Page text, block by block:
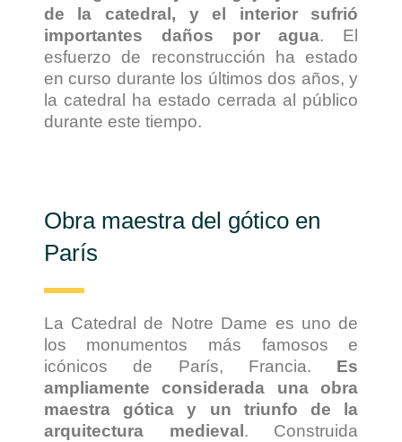
de la catedral, y el interior sufrió
importantes daños por agua. El
esfuerzo de reconstrucción ha estado
en curso durante los últimos dos años, y
la catedral ha estado cerrada al público
durante este tiempo.
Obra maestra del gótico en
París
La Catedral de Notre Dame es uno de
los monumentos más famosos e
icónicos de París, Francia. Es
ampliamente considerada una obra
maestra gótica y un triunfo de la
arquitectura medieval . Construida